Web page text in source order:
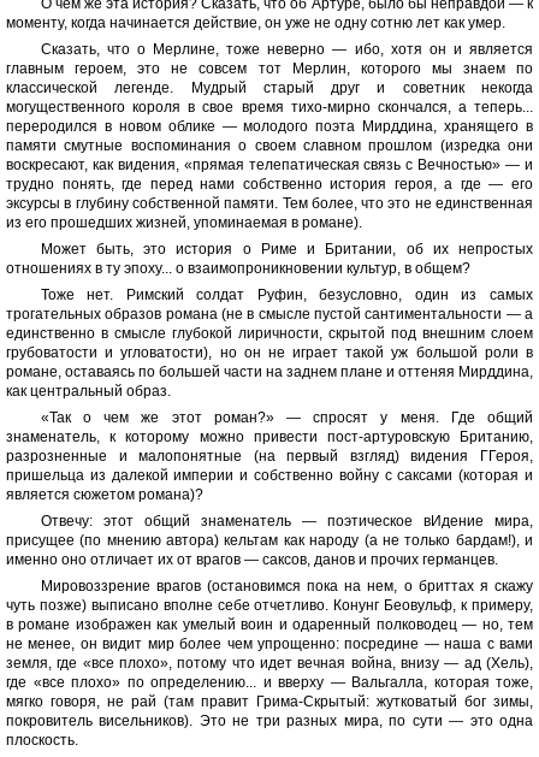
О чем же эта история? Сказать, что об Артуре, было бы неправдой — к
моменту, когда начинается действие, он уже не одну сотню лет как умер.
Сказать, что о Мерлине, тоже неверно — ибо, хотя он и является
главным героем, это не совсем тот Мерлин, которого мы знаем по
классической легенде. Мудрый старый друг и советник некогда
могущественного короля в свое время тихо-мирно скончался, а теперь...
переродился в новом облике — молодого поэта Мирддина, хранящего в
памяти смутные воспоминания о своем славном прошлом (изредка они
воскресают, как видения, «прямая телепатическая связь с Вечностью» — и
трудно понять, где перед нами собственно история героя, а где — его
эксурсы в глубину собственной памяти. Тем более, что это не единственная
из его прошедших жизней, упоминаемая в романе).
Может быть, это история о Риме и Британии, об их непростых
отношениях в ту эпоху... о взаимопроникновении культур, в общем?
Тоже нет. Римский солдат Руфин, безусловно, один из самых
трогательных образов романа (не в смысле пустой сантиментальности — а
единственно в смысле глубокой лиричности, скрытой под внешним слоем
грубоватости и угловатости), но он не играет такой уж большой роли в
романе, оставаясь по большей части на заднем плане и оттеняя Мирддина,
как центральный образ.
«Так о чем же этот роман?» — спросят у меня. Где общий
знаменатель, к которому можно привести пост-артуровскую Британию,
разрозненные и малопонятные (на первый взгляд) видения ГГероя,
пришельца из далекой империи и собственно войну с саксами (которая и
является сюжетом романа)?
Отвечу: этот общий знаменатель — поэтическое вИдение мира,
присущее (по мнению автора) кельтам как народу (а не только бардам!), и
именно оно отличает их от врагов — саксов, данов и прочих германцев.
Мировоззрение врагов (остановимся пока на нем, о бриттах я скажу
чуть позже) выписано вполне себе отчетливо. Конунг Беовульф, к примеру,
в романе изображен как умелый воин и одаренный полководец — но, тем
не менее, он видит мир более чем упрощенно: посредине — наша с вами
земля, где «все плохо», потому что идет вечная война, внизу — ад (Хель),
где «все плохо» по определению... и вверху — Вальгалла, которая тоже,
мягко говоря, не рай (там правит Грима-Скрытый: жутковатый бог зимы,
покровитель висельников). Это не три разных мира, по сути — это одна
плоскость.